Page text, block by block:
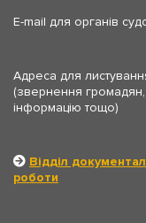
E-mail для органів
Адреса для
(звернення громадян,
інформацію тощо)
Відділ
роботи